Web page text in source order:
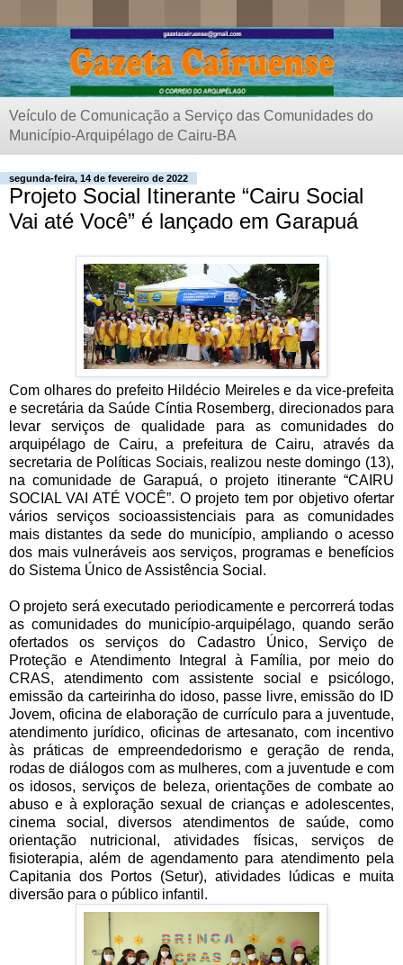
Veículo de Comunicação a Serviço das Comunidades do
Município-Arquipélago de Cairu-BA
segunda-feira, 14 de fevereiro de 2022
Projeto Social Itinerante “Cairu Social
Vai até Você” é lançado em Garapuá
Com olhares do prefeito Hildécio Meireles e da vice-prefeita
e secretária da Saúde Cíntia Rosemberg, direcionados para
levar serviços de qualidade para as comunidades do
arquipélago de Cairu, a prefeitura de Cairu, através da
secretaria de Políticas Sociais, realizou neste domingo (13),
na comunidade de Garapuá, o projeto itinerante “CAIRU
SOCIAL VAI ATÉ VOCÊ”. O projeto tem por objetivo ofertar
vários serviços socioassistenciais para as comunidades
mais distantes da sede do município, ampliando o acesso
dos mais vulneráveis aos serviços, programas e benefícios
do Sistema Único de Assistência Social.
O projeto será executado periodicamente e percorrerá todas
as comunidades do município-arquipélago, quando serão
ofertados os serviços do Cadastro Único, Serviço de
Proteção e Atendimento Integral à Família, por meio do
CRAS, atendimento com assistente social e psicólogo,
emissão da carteirinha do idoso, passe livre, emissão do ID
Jovem, oficina de elaboração de currículo para a juventude,
atendimento jurídico, oficinas de artesanato, com incentivo
às práticas de empreendedorismo e geração de renda,
rodas de diálogos com as mulheres, com a juventude e com
os idosos, serviços de beleza, orientações de combate ao
abuso e à exploração sexual de crianças e adolescentes,
cinema social, diversos atendimentos de saúde, como
orientação nutricional, atividades físicas, serviços de
fisioterapia, além de agendamento para atendimento pela
Capitania dos Portos (Setur), atividades lúdicas e muita
diversão para o público infantil.